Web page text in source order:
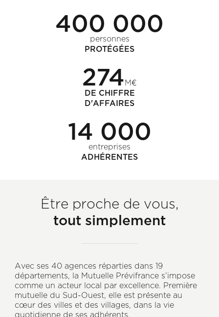
400 000
personnes
PROTÉGÉES
274 M€
DE CHIFFRE
D'AFFAIRES
14 000
entreprises
ADHÉRENTES
Être proche de vous,
tout simplement
Avec ses 40 agences réparties dans 19
départements, la Mutuelle Prévifrance s’impose
comme un acteur local par excellence. Première
mutuelle du Sud-Ouest, elle est présente au
cœur des villes et des villages, dans la vie
quotidienne de ses adhérents.